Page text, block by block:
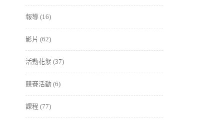
報導 (16)
影片 (62)
活動花絮 (37)
競賽活動 (6)
課程 (77)